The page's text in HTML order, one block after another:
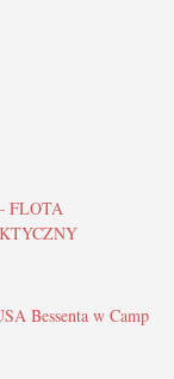
FLOTA
Bessenta w Camp